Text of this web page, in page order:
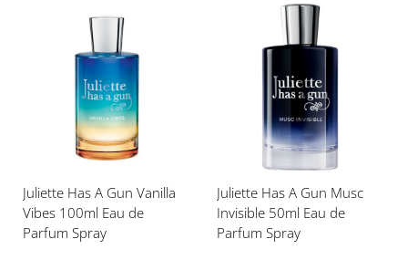
verlanglijst
Juliette Has A Gun Vanilla
Vibes 100ml Eau de
Parfum Spray
Voeg
verlanglijst
Juliette Has A Gun Musc
Invisible 50ml Eau de
Parfum Spray